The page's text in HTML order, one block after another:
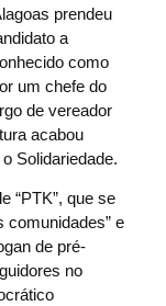
prendeu
a
como
um chefe do
de vereador
acabou
Solidariedade.
“PTK”, que se
comunidades” e
de pré-
no